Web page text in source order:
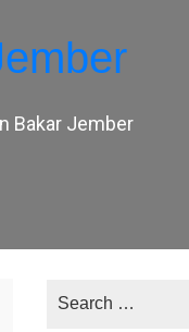
Bakar Jember